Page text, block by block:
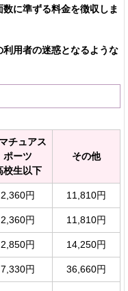
に準ずる料金を徴収しま
用者の迷惑となるような
チュアス
ポーツ
校生以下
その他
2,360円 11,810円
2,360円 11,810円
2,850円 14,250円
7,330円 36,660円